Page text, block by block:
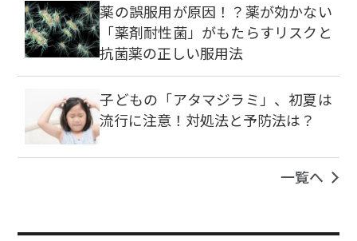
薬の誤服用が原因！？薬が効かない
「薬剤耐性菌」がもたらすリスクと
抗菌薬の正しい服用法
子どもの「アタマジラミ」、初夏は
流行に注意！対処法と予防法は？
一覧へ